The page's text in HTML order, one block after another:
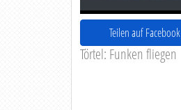
Teilen auf Facebook
Törtel: Funken fliegen